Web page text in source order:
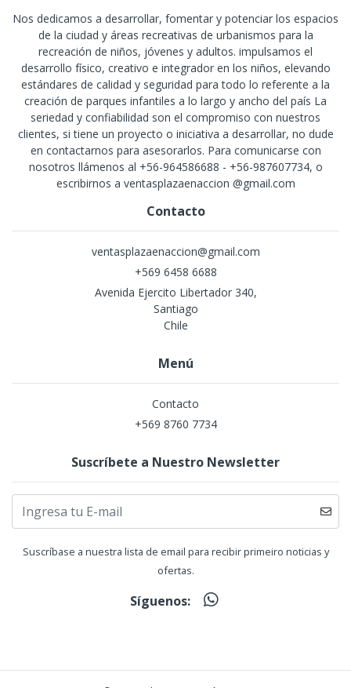
Nos dedicamos a desarrollar, fomentar y potenciar los espacios
de la ciudad y áreas recreativas de urbanismos para la
recreación de niños, jóvenes y adultos. impulsamos el
desarrollo físico, creativo e integrador en los niños, elevando
estándares de calidad y seguridad para todo lo referente a la
creación de parques infantiles a lo largo y ancho del país La
seriedad y confiabilidad son el compromiso con nuestros
clientes, si tiene un proyecto o iniciativa a desarrollar, no dude
en contactarnos para asesorarlos. Para comunicarse con
nosotros llámenos al +56-964586688 - +56-987607734, o
escribirnos a ventasplazaenaccion @gmail.com
Contacto
ventasplazaenaccion@gmail.com
+569 6458 6688
Avenida Ejercito Libertador 340,
Santiago
Chile
Menú
Contacto
+569 8760 7734
Suscríbete a Nuestro Newsletter
Suscríbase a nuestra lista de email para recibir primeiro noticias y
ofertas.
Síguenos: